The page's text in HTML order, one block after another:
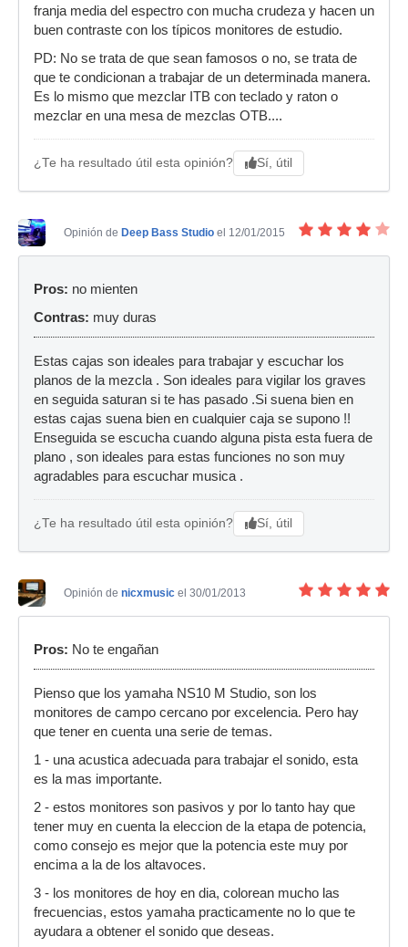
franja media del espectro con mucha crudeza y hacen un
buen contraste con los típicos monitores de estudio.
PD: No se trata de que sean famosos o no, se trata de
que te condicionan a trabajar de un determinada manera.
Es lo mismo que mezclar ITB con teclado y raton o
mezclar en una mesa de mezclas OTB....
¿Te ha resultado útil esta opinión? Sí, útil
Opinión de Deep Bass Studio el 12/01/2015
Pros: no mienten
Contras: muy duras
Estas cajas son ideales para trabajar y escuchar los
planos de la mezcla . Son ideales para vigilar los graves
en seguida saturan si te has pasado .Si suena bien en
estas cajas suena bien en cualquier caja se supono !!
Enseguida se escucha cuando alguna pista esta fuera de
plano , son ideales para estas funciones no son muy
agradables para escuchar musica .
¿Te ha resultado útil esta opinión? Sí, útil
Opinión de nicxmusic el 30/01/2013
Pros: No te engañan
Pienso que los yamaha NS10 M Studio, son los
monitores de campo cercano por excelencia. Pero hay
que tener en cuenta una serie de temas.
1 - una acustica adecuada para trabajar el sonido, esta
es la mas importante.
2 - estos monitores son pasivos y por lo tanto hay que
tener muy en cuenta la eleccion de la etapa de potencia,
como consejo es mejor que la potencia este muy por
encima a la de los altavoces.
3 - los monitores de hoy en dia, colorean mucho las
frecuencias, estos yamaha practicamente no lo que te
ayudara a obtener el sonido que deseas.